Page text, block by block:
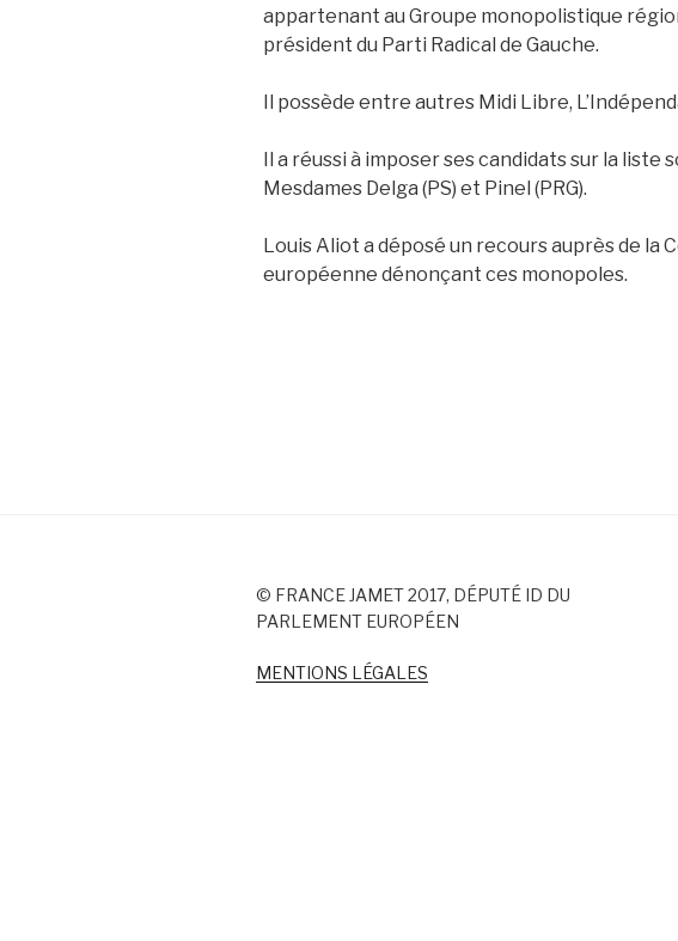
appartenant au Groupe monopolistique
président du Parti Radical de Gauche.
Il possède entre autres Midi Libre,
Il a réussi à imposer ses candidats sur la liste
Mesdames Delga (PS) et Pinel (PRG).
Louis Aliot a déposé un recours auprès de la
européenne dénonçant ces monopoles.
© FRANCE JAMET 2017, DÉPUTÉ ID DU
PARLEMENT EUROPÉEN
MENTIONS LÉGALES